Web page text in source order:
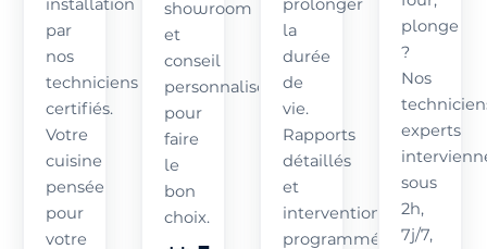
installation
par
nos
techniciens
certifiés.
Votre
cuisine
pensée
pour
votre
showroom
et
conseil
personnalisé
pour
faire
le
bon
choix.
prolonger
la
durée
de
vie.
Rapports
détaillés
et
interventions
programmées.
plonge
?
Nos
experts
sous
2h,
7j/7,